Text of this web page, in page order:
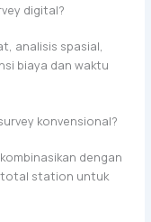
digital?
analisis spasial,
biaya dan waktu
konvensional?
dengan
total station untuk